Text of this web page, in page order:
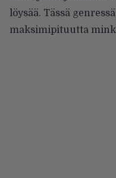
löysää. Tässä
maksimipituutta